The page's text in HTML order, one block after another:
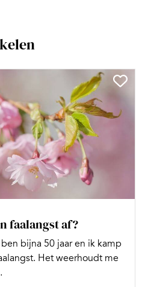
faalangst af?
bijna 50 jaar en ik kamp
Het weerhoudt me